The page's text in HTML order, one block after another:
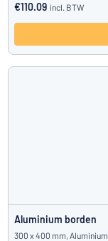
€110.09 incl. BTW
Aluminium borden
300 x 400 mm, Aluminium